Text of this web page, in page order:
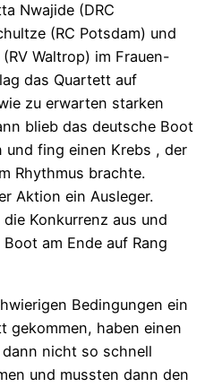
Nwajide (DRC
(RC Potsdam) und
Waltrop) im Frauen-
das Quartett auf
zu erwarten starken
blieb das deutsche Boot
und fing einen Krebs , der
Rhythmus brachte.
Aktion ein Ausleger.
Konkurrenz aus und
am Ende auf Rang
Bedingungen ein
gekommen, haben einen
nicht so schnell
und mussten dann den